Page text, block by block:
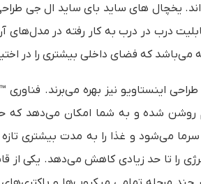
یخچال های ساید بای ساید ال جی
درب در درب به کار رفته در
که فضای داخلی بیشتری را در
اینستاویو نیز بهره می‌برند. فناوری ™
شده و به شما امکان می‌دهد که
می‌شود و غذا را به مدت بیشتری تازه
را تا حد زیادی کاهش می‌دهد. یکی از